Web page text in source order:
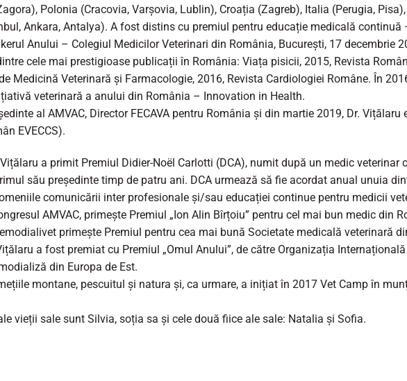
Polonia (Cracovia, Varșovia, Lublin), Croația (Zagreb), Italia (Perugia,
Ankara, Antalya). A fost distins cu premiul pentru educație medicală continuă
Anului – Colegiul Medicilor Veterinari din România, București, 17 decembrie
cele mai prestigioase publicații în România: Viața pisicii, 2015, Revista
Medicină Veterinară și Farmacologie, 2016, Revista Cardiologiei Române. În
veterinară a anului din România – Innovation in Health.
al AMVAC, Director FECAVA pentru România și din martie 2019, Dr.
EVECCS).
a primit Premiul Didier-Noël Carlotti (DCA), numit după un medic
său președinte timp de patru ani. DCA urmează să fie acordat anual unuia
comunicării inter profesionale și/sau educației continue pentru medicii
AMVAC, primește Premiul „Ion Alin Bîrțoiu” pentru cel mai bun medic din
primește Premiul pentru cea mai bună Societate medicală veterinară
a fost premiat cu Premiul „Omul Anului”, de către Organizația
din Europa de Est.
montane, pescuitul și natura și, ca urmare, a inițiat în 2017 Vet Camp în
vieții sale sunt Silvia, soția sa și cele două fiice ale sale: Natalia și Sofia.